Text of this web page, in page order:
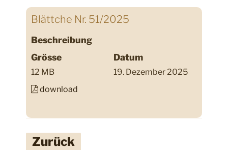
Blättche Nr. 51/2025
Beschreibung
Grösse
12 MB
Datum
19. Dezember 2025
download
Zurück